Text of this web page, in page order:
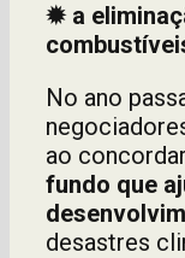
✹ a
No ano
ao
fundo que
desastres